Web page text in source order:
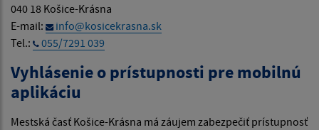
040 18 Košice-Krásna
E-mail:
info@kosicekrasna.sk
Tel.:
055/7291 039
Vyhlásenie o prístupnosti pre mobilnú
aplikáciu
Mestská časť Košice-Krásna má záujem zabezpečiť prístupnosť